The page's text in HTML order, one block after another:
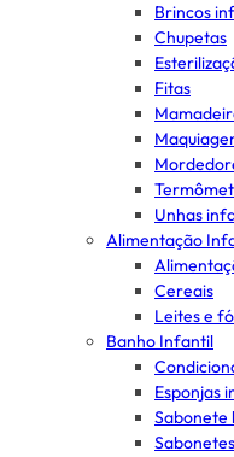
Brincos
Chupetas
Fitas
Unhas
Alimentação
Cereais
Leites e
Banho Infantil
Esponjas
Sabonete